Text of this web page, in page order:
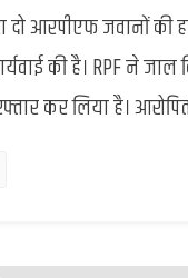
दो आरपीएफ जवानों
की है। RPF ने
कर लिया है।